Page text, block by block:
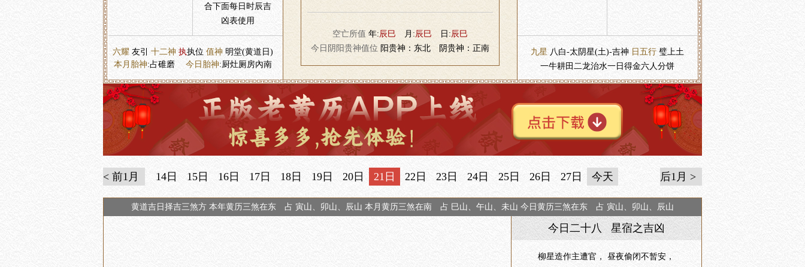
合下面每日时辰吉
凶表使用
六耀 友引 十二神 执执位 值神 明堂(黄道日)
本月胎神:占碓磨 今日胎神:厨灶厕房內南
空亡所值 年:辰巳 月:辰巳 日:辰巳
今日阴阳贵神值位 阳贵神：东北 阴贵神：正南 九星 八白-太阴星(土)-吉神 日五行 璧上土
一牛耕田二龙治水一日得金六人分饼
< 前1月 14日 15日 16日 17日 18日 19日 20日 21日 22日 23日 24日 25日 26日 27日 今天 后1月 >
黄道吉日择吉三煞方 本年黄历三煞在东 占 寅山、卯山、辰山 本月黄历三煞在南 占 巳山、午山、未山 今日黄历三煞在东 占 寅山、卯山、辰山
今日二十八 星宿之吉凶
柳星造作主遭官， 昼夜偷闭不暂安，